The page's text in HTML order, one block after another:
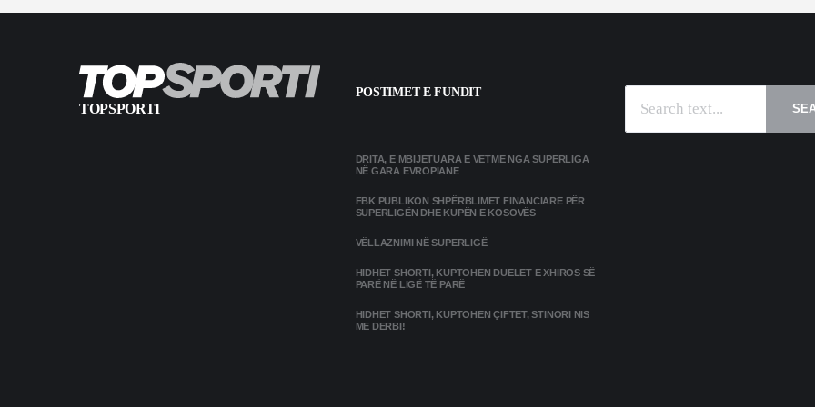
TOPSPORTI
POSTIMET E FUNDIT
DRITA, E MBIJETUARA E VETME NGA SUPERLIGA
NË GARA EVROPIANE
FBK PUBLIKON SHPËRBLIMET FINANCIARE PËR
SUPERLIGËN DHE KUPËN E KOSOVËS
VËLLAZNIMI NË SUPERLIGË
HIDHET SHORTI, KUPTOHEN DUELET E XHIROS SË
PARË NË LIGË TË PARË
HIDHET SHORTI, KUPTOHEN ÇIFTET, STINORI NIS
ME DERBI!